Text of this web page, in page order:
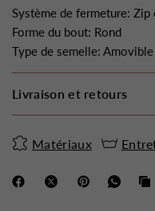
Système de fermeture: Zip
Forme du bout: Rond
Type de semelle:
Livraison et retours
Matériaux